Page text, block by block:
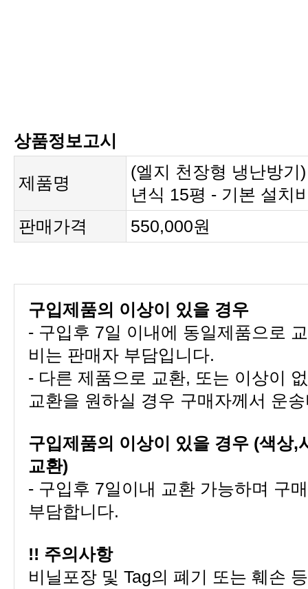
상품정보고시
제품명
년식 15평 - 기본 설치
판매가격
550,000원
구입제품의 이상이 있을 경우
비는 판매자 부담입니다.
교환을 원하실 경우 구매자께서 운
교환)
부담합니다.
!! 주의사항